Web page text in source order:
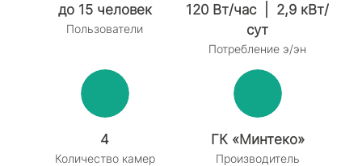
до 15 человек
Пользователи
120 Вт/час | 2,9 кВт/
сут
Потребление э/эн
4
Количество камер
ГК «Минтеко»
Производитель